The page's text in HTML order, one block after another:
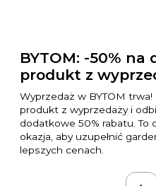
BYTOM: -50% na
produkt z
Wyprzedaż w BYTOM trwa!
produkt z wyprzedaży i
dodatkowe 50% rabatu. To
okazja, aby uzupełnić
lepszych cenach.